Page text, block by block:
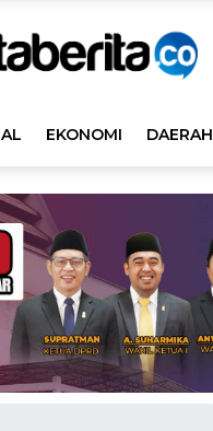
EKONOMI DAERAH